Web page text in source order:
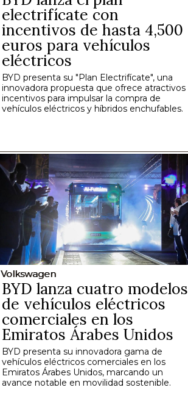
electrifícate con
incentivos de hasta 4,500
euros para vehículos
eléctricos
BYD presenta su "Plan Electrifícate", una
innovadora propuesta que ofrece atractivos
incentivos para impulsar la compra de
vehículos eléctricos y híbridos enchufables.
Volkswagen
BYD lanza cuatro modelos
de vehículos eléctricos
comerciales en los
Emiratos Árabes Unidos
BYD presenta su innovadora gama de
vehículos eléctricos comerciales en los
Emiratos Árabes Unidos, marcando un
avance notable en movilidad sostenible.